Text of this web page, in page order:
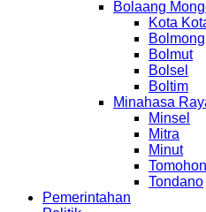
Bolaang
Kota
Bolmong
Bolmut
Bolsel
Boltim
Minahasa
Minsel
Mitra
Minut
Tomohon
Tondano
Pemerintahan